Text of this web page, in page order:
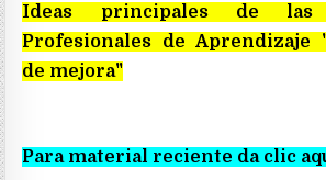
Ideas principales de las
Profesionales de Aprendizaje
de mejora"
Para material reciente da clic